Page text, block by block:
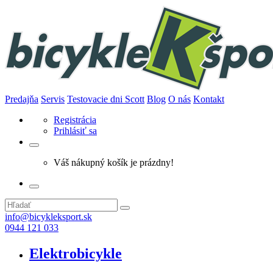
Predajňa Servis Testovacie dni Scott Blog O nás Kontakt
Registrácia
Prihlásiť sa
Váš nákupný košík je prázdny!
info@bicykleksport.sk
0944 121 033
Elektrobicykle